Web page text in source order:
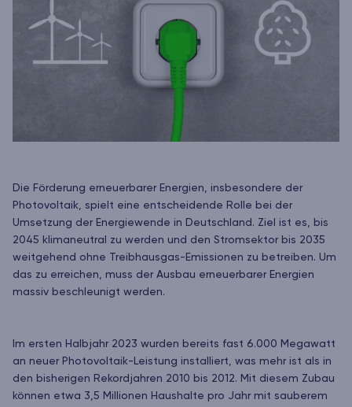
Die Förderung erneuerbarer Energien, insbesondere der
Photovoltaik, spielt eine entscheidende Rolle bei der
Umsetzung der Energiewende in Deutschland. Ziel ist es, bis
2045 klimaneutral zu werden und den Stromsektor bis 2035
weitgehend ohne Treibhausgas-Emissionen zu betreiben. Um
das zu erreichen, muss der Ausbau erneuerbarer Energien
massiv beschleunigt werden.
Im ersten Halbjahr 2023 wurden bereits fast 6.000 Megawatt
an neuer Photovoltaik-Leistung installiert, was mehr ist als in
den bisherigen Rekordjahren 2010 bis 2012. Mit diesem Zubau
können etwa 3,5 Millionen Haushalte pro Jahr mit sauberem